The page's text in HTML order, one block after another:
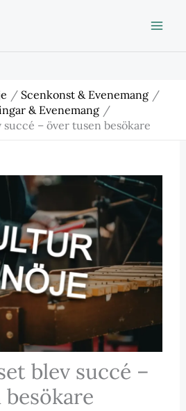
Scenkonst & Evenemang
& Evenemang
succé – över tusen besökare
blev succé –